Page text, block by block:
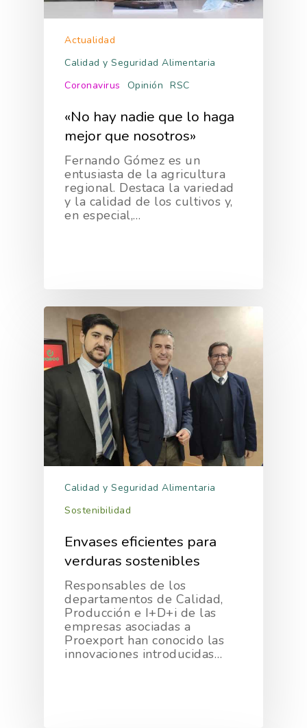
Actualidad
Calidad y Seguridad Alimentaria
Coronavirus
Opinión RSC
«No hay nadie que lo haga
mejor que nosotros»
Fernando Gómez es un
entusiasta de la agricultura
regional. Destaca la variedad
y la calidad de los cultivos y,
en especial,…
Calidad y Seguridad Alimentaria
Sostenibilidad
Envases eficientes para
verduras sostenibles
Responsables de los
departamentos de Calidad,
Producción e I+D+i de las
empresas asociadas a
Proexport han conocido las
innovaciones introducidas…